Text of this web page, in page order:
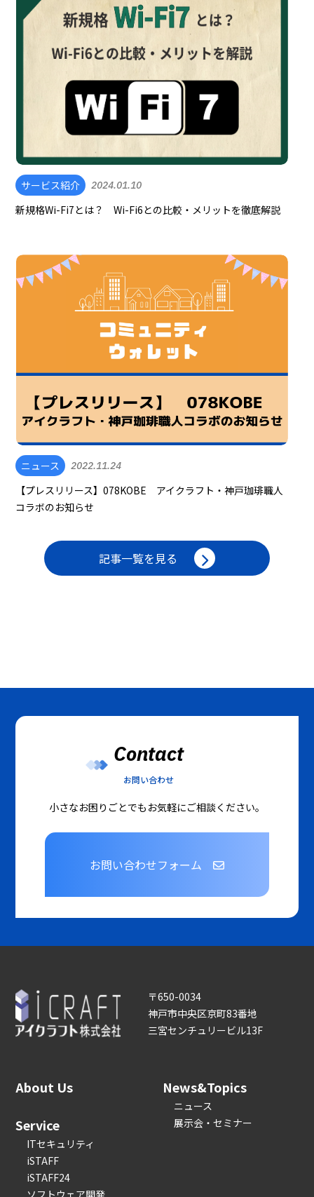
サービス紹介 2024.01.10
新規格Wi-Fi7とは？ Wi-Fi6との比較・メリットを徹底解説
ニュース 2022.11.24
【プレスリリース】078KOBE アイクラフト・神戸珈琲職人
コラボのお知らせ
記事一覧を見る
Contact
お問い合わせ
小さなお困りごとでもお気軽にご相談ください。
お問い合わせフォーム
〒650-0034
神戸市中央区京町83番地
三宮センチュリービル13F
About Us
Service
ITセキュリティ
iSTAFF
iSTAFF24
News&Topics
ニュース
展示会・セミナー